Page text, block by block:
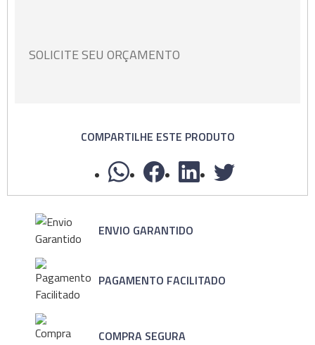
SOLICITE SEU ORÇAMENTO
COMPARTILHE ESTE PRODUTO
ENVIO GARANTIDO
PAGAMENTO FACILITADO
COMPRA SEGURA